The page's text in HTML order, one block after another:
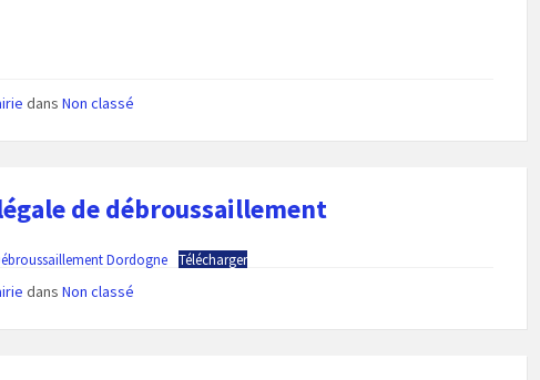
dansNon classé
de débroussaillement
Dordogne Télécharger
dansNon classé